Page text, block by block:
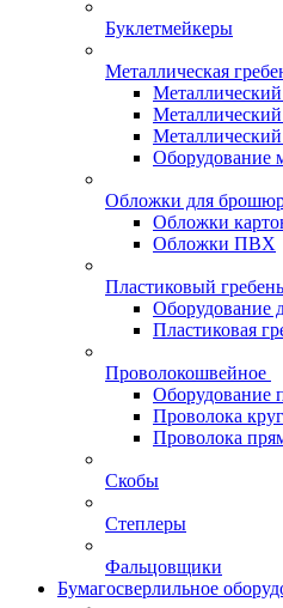
Буклетмейкеры
Металлическая
Оборудование
Обложки для
Обложки
Обложки ПВХ
Пластиковый гребень
Оборудование
Пластиковая
Проволокошвейное
Оборудование
Проволока
Проволока
Скобы
Степлеры
Фальцовщики
Бумагосверлильное